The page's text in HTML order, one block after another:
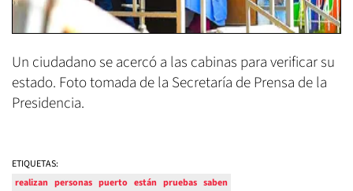
Un ciudadano se acercó a las cabinas para verificar su
estado. Foto tomada de la Secretaría de Prensa de la
Presidencia.
ETIQUETAS:
realizan personas puerto están pruebas saben